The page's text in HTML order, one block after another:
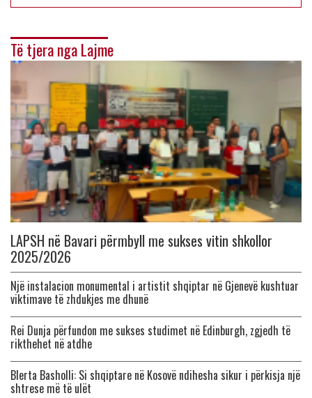
Të tjera nga Lajme
LAPSH në Bavari përmbyll me sukses vitin shkollor
2025/2026
Një instalacion monumental i artistit shqiptar në Gjenevë kushtuar
viktimave të zhdukjes me dhunë
Rei Dunja përfundon me sukses studimet në Edinburgh, zgjedh të
rikthehet në atdhe
Blerta Basholli: Si shqiptare në Kosovë ndihesha sikur i përkisja një
shtrese më të ulët